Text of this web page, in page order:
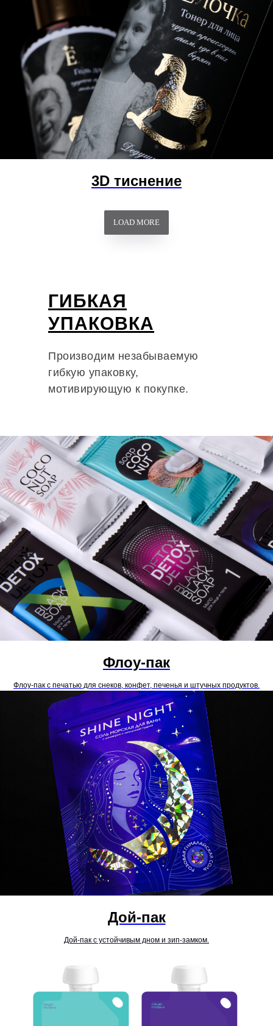
3D тиснение
LOAD MORE
ГИБКАЯ
УПАКОВКА
Производим незабываемую
гибкую упаковку,
мотивирующую к покупке.
Флоу-пак
Флоу-пак с печатью для снеков, конфет, печенья и штучных продуктов.
Дой-пак
Дой-пак с устойчивым дном и зип-замком.